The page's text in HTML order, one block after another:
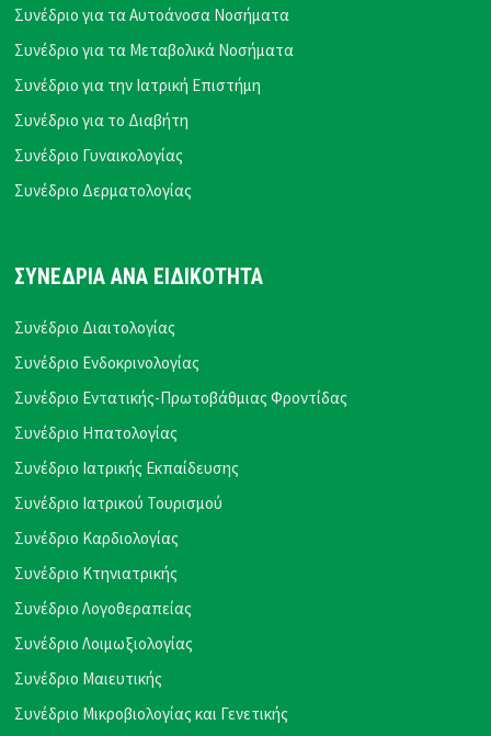
Συνέδριο για τα Αυτοάνοσα Νοσήματα
Συνέδριο για τα Μεταβολικά Νοσήματα
Συνέδριο για την Ιατρική Επιστήμη
Συνέδριο για το Διαβήτη
Συνέδριο Γυναικολογίας
Συνέδριο Δερματολογίας
ΣΥΝΕΔΡΙΑ ΑΝΑ ΕΙΔΙΚΟΤΗΤΑ
Συνέδριο Διαιτολογίας
Συνέδριο Ενδοκρινολογίας
Συνέδριο Εντατικής-Πρωτοβάθμιας Φροντίδας
Συνέδριο Ηπατολογίας
Συνέδριο Ιατρικής Εκπαίδευσης
Συνέδριο Ιατρικού Τουρισμού
Συνέδριο Καρδιολογίας
Συνέδριο Κτηνιατρικής
Συνέδριο Λογοθεραπείας
Συνέδριο Λοιμωξιολογίας
Συνέδριο Μαιευτικής
Συνέδριο Μικροβιολογίας και Γενετικής